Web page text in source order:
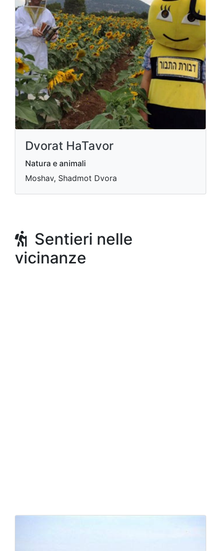
Dvorat HaTavor
Natura e animali
Moshav, Shadmot Dvora
Sentieri nelle
vicinanze